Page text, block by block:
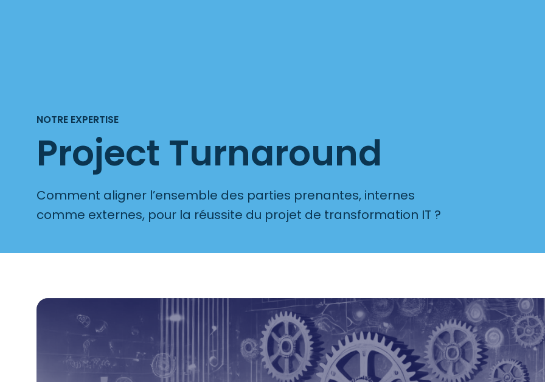
NOTRE EXPERTISE
Project Turnaround
Comment aligner l’ensemble des parties prenantes, internes
comme externes, pour la réussite du projet de transformation IT ?